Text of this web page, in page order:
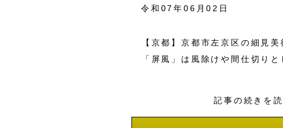
令和07年06月02日
【京都】京都市左京区の細見美
「屏風」は風除けや間仕切り
記事の続きを